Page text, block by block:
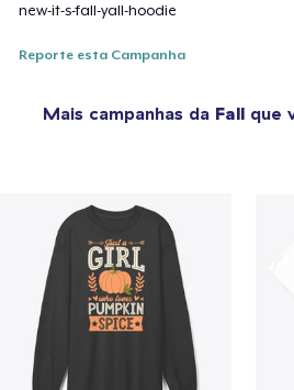
new-it-s-fall-yall-hoodie
Reporte esta Campanha
Mais campanhas da Fallque